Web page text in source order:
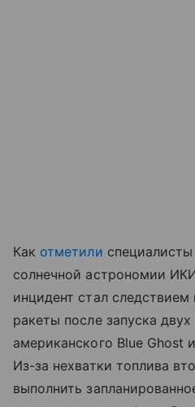
Как отметили
солнечной астрономии
инцидент стал
ракеты после запуска
американского Blue Ghost
Из-за нехватки топлива
выполнить